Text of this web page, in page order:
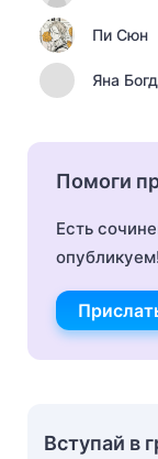
Пи Сюн
Яна
Помоги
Есть
опубликуем!
Вступай в